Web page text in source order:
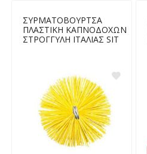
ΣΥΡΜΑΤΟΒΟΥΡΤΣΑ
ΠΛΑΣΤΙΚΗ ΚΑΠΝΟΔΟΧΩΝ
ΣΤΡΟΓΓΥΛΗ ΙΤΑΛΙΑΣ SIT